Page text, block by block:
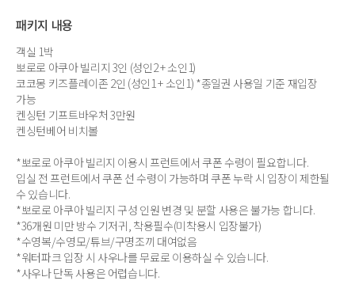
패키지 내용
객실 1박
뽀로로 아쿠아 빌리지 3인 (성인2 + 소인1)
코코몽 키즈플레이존 2인 (성인1 + 소인1) *종일권 사용일 기준 재입장
가능
켄싱턴 기프트바우처 3만원
켄싱턴베어 비치볼
*뽀로로 아쿠아 빌리지 이용시 프런트에서 쿠폰 수령이 필요합니다.
입실 전 프런트에서 쿠폰 선 수령이 가능하며 쿠폰 누락 시 입장이 제한될
수 있습니다.
*뽀로로 아쿠아 빌리지 구성 인원 변경 및 분할 사용은 불가능 합니다.
*36개원 미만 방수 기저귀, 착용필수(미착용시 입장불가)
*수영복/수영모/튜브/구명조끼 대여없음
*워터파크 입장 시 사우나를 무료로 이용하실 수 있습니다.
*사우나 단독 사용은 어렵습니다.